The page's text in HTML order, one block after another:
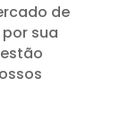
de
sua